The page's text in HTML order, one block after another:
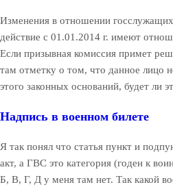
Изменения в отношении
действие с 01.01.2014 г. имеют
Если призывная комиссия примет
там отметку о том, что данное лицо
этого законных оснований, будет ли
Надпись в военном билете
Я так понял что статья пункт и
акт, а ГВС это категория (годен к
Б, В, Г, Д у меня там нет. Так какой